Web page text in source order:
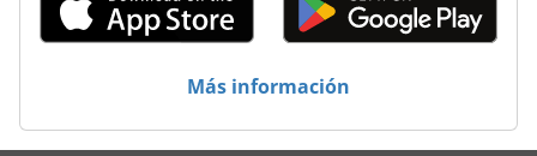
Más información